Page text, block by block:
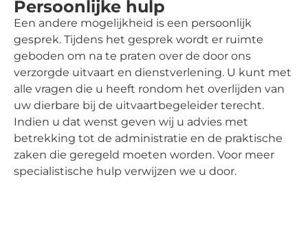
Persoonlijke hulp
Een andere mogelijkheid is een persoonlijk
gesprek. Tijdens het gesprek wordt er ruimte
geboden om na te praten over de door ons
verzorgde uitvaart en dienstverlening. U kunt met
alle vragen die u heeft rondom het overlijden van
uw dierbare bij de uitvaartbegeleider terecht.
Indien u dat wenst geven wij u advies met
betrekking tot de administratie en de praktische
zaken die geregeld moeten worden. Voor meer
specialistische hulp verwijzen we u door.